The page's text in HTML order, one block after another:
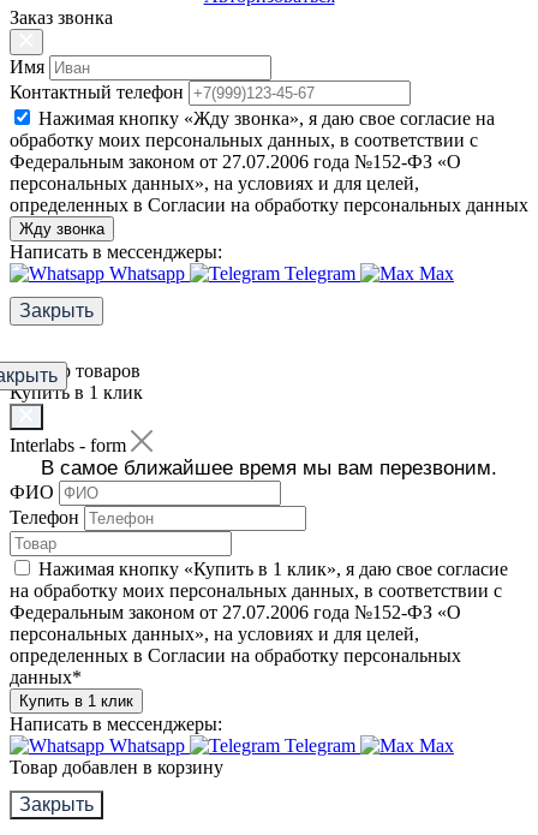
Заказ звонка
Имя
Контактный телефон
Нажимая кнопку «Жду звонка», я даю свое согласие на
обработку моих персональных данных, в соответствии с
Федеральным законом от 27.07.2006 года №152-ФЗ «О
персональных данных», на условиях и для целей,
определенных в Согласии на обработку персональных данных
Жду звонка
Написать в мессенджеры:
Whatsapp
Telegram
Max
Закрыть
Фильтр товаров
Купить в 1 клик
Interlabs - form
В самое ближайшее время мы вам перезвоним.
ФИО
Телефон
Нажимая кнопку «Купить в 1 клик», я даю свое согласие
на обработку моих персональных данных, в соответствии с
Федеральным законом от 27.07.2006 года №152-ФЗ «О
персональных данных», на условиях и для целей,
определенных в Согласии на обработку персональных
данных*
Купить в 1 клик
Написать в мессенджеры:
Whatsapp
Telegram
Max
Товар добавлен в корзину
Закрыть